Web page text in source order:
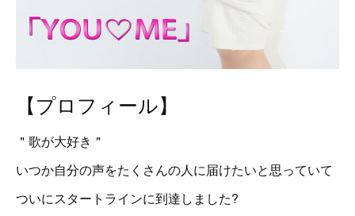
【プロフィール】
＂歌が大好き＂
いつか自分の声をたくさんの人に届けたいと思っていて
ついにスタートラインに到達しました?